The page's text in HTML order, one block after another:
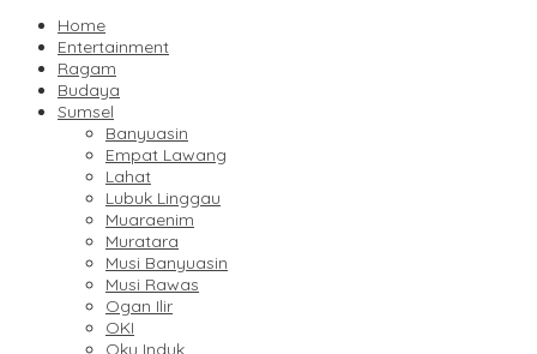
Home
Entertainment
Ragam
Budaya
Sumsel
Banyuasin
Empat Lawang
Lahat
Lubuk Linggau
Muaraenim
Muratara
Musi Banyuasin
Musi Rawas
Ogan Ilir
OKI
Oku Induk